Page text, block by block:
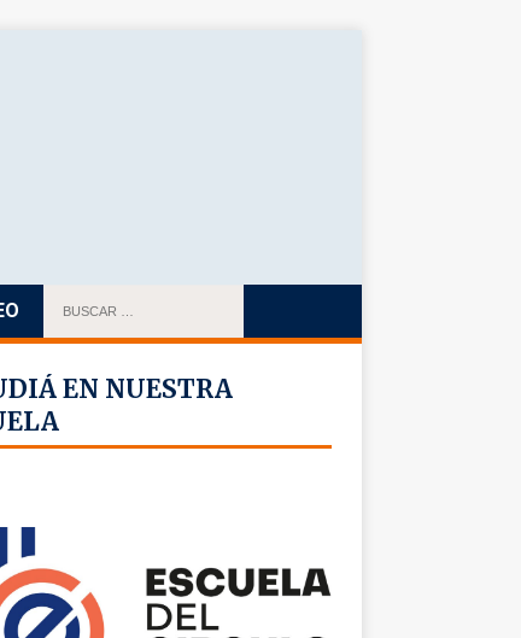
EN NUESTRA